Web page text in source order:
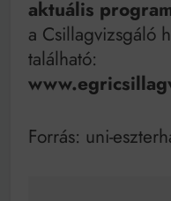
aktuális
a Csillagvizsgáló
található:
Forrás: uni-